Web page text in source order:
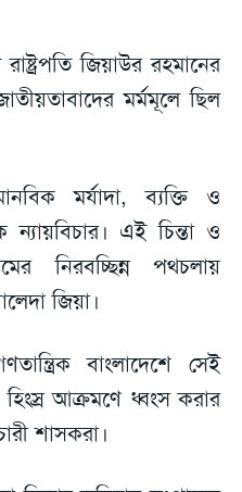
জিয়াউর রহমানের
মর্মমূলে ছিল
মর্যাদা, ব্যক্তি ও
ন্যায়বিচার। এই চিন্তা ও
নিরবচ্ছিন্ন পথচলায়
জিয়া।
বাংলাদেশে সেই
হিংস্র আক্রমণে ধ্বংস করার
শাসকরা।